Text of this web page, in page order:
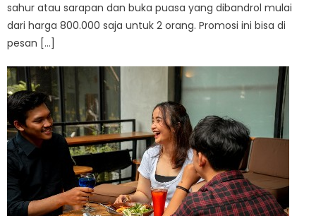
sahur atau sarapan dan buka puasa yang dibandrol mulai
dari harga 800.000 saja untuk 2 orang. Promosi ini bisa di
pesan […]